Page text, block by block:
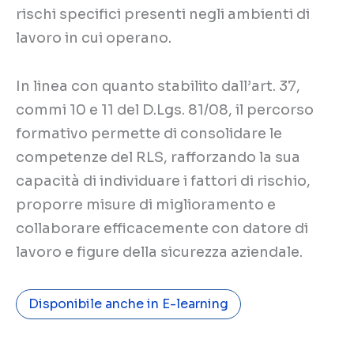
rischi specifici presenti negli ambienti di
lavoro in cui operano.
In linea con quanto stabilito dall’art. 37,
commi 10 e 11 del D.Lgs. 81/08, il percorso
formativo permette di consolidare le
competenze del RLS, rafforzando la sua
capacità di individuare i fattori di rischio,
proporre misure di miglioramento e
collaborare efficacemente con datore di
lavoro e figure della sicurezza aziendale.
Disponibile anche in E-learning